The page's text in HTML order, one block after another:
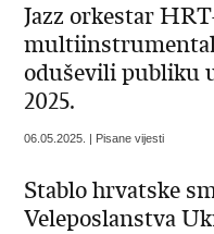
Jazz orkestar
oduševili publiku
2025.
06.05.2025. | Pisane vijesti
Stablo hrvatske
Veleposlanstva